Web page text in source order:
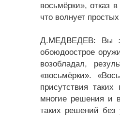
восьмёрки», отказ
что волнует
Д.МЕДВЕДЕВ: Вы
обоюдоострое
возобладал,
«восьмёрки».
присутствия
многие решения и
таких решений без